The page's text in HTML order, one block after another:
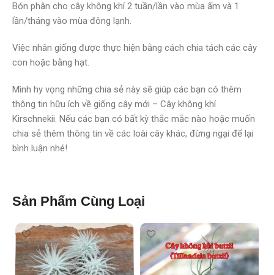
Bón phân cho cây không khí 2 tuần/lần vào mùa ấm và 1
lần/tháng vào mùa đông lạnh.
Việc nhân giống được thực hiện bằng cách chia tách các cây
con hoặc bằng hạt.
Mình hy vọng những chia sẻ này sẽ giúp các bạn có thêm
thông tin hữu ích về giống cây mới – Cây không khí
Kirschnekii. Nếu các bạn có bất kỳ thắc mắc nào hoặc muốn
chia sẻ thêm thông tin về các loài cây khác, đừng ngại để lại
bình luận nhé!
Sản Phẩm Cùng Loại